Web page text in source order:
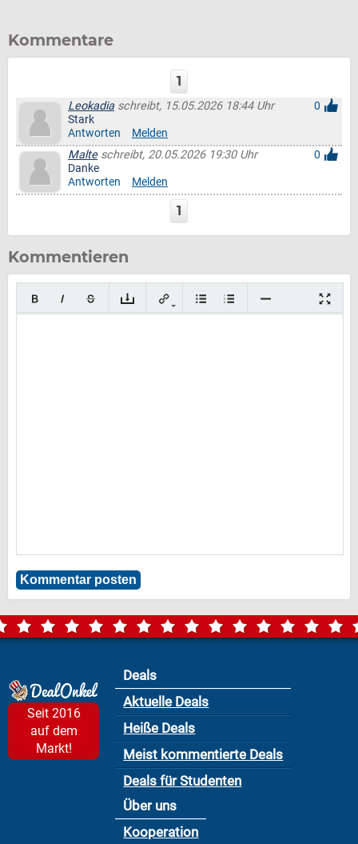
Kommentare
1
Leokadia schreibt, 15.05.2026 18:44 Uhr
0
Stark
Antworten
Melden
Malteschreibt, 20.05.2026 19:30 Uhr
0
Danke
Antworten
Melden
1
Kommentieren
Seit 2016
auf dem
Markt!
Deals
Aktuelle Deals
Heiße Deals
Meist kommentierte Deals
Deals für Studenten
Über uns
Kooperation